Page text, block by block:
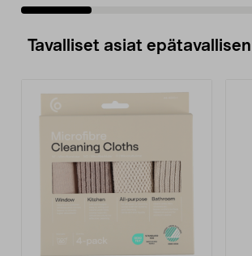
Tavalliset asiat